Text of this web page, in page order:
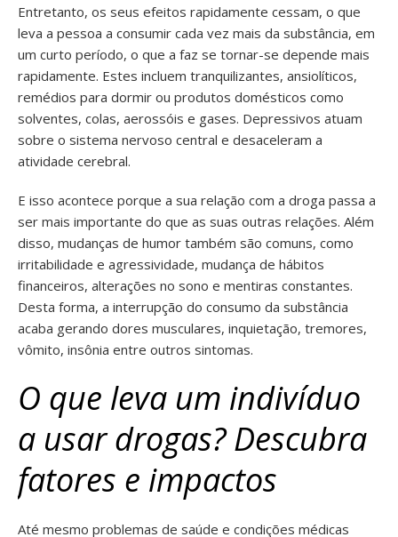
Entretanto, os seus efeitos rapidamente cessam, o que
leva a pessoa a consumir cada vez mais da substância, em
um curto período, o que a faz se tornar-se depende mais
rapidamente. Estes incluem tranquilizantes, ansiolíticos,
remédios para dormir ou produtos domésticos como
solventes, colas, aerossóis e gases. Depressivos atuam
sobre o sistema nervoso central e desaceleram a
atividade cerebral.
E isso acontece porque a sua relação com a droga passa a
ser mais importante do que as suas outras relações. Além
disso, mudanças de humor também são comuns, como
irritabilidade e agressividade, mudança de hábitos
financeiros, alterações no sono e mentiras constantes.
Desta forma, a interrupção do consumo da substância
acaba gerando dores musculares, inquietação, tremores,
vômito, insônia entre outros sintomas.
O que leva um indivíduo
a usar drogas? Descubra
fatores e impactos
Até mesmo problemas de saúde e condições médicas